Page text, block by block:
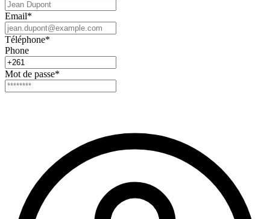
Email*
Téléphone*
Phone
Mot de passe*